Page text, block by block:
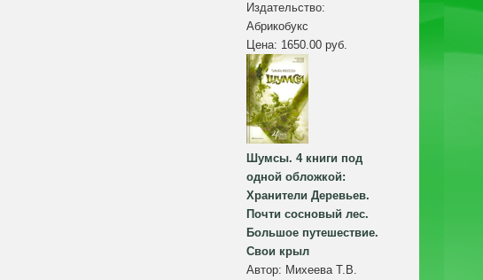
Издательство:
Абрикобукс
Цена: 1650.00 руб.
Шумсы. 4 книги под
одной обложкой:
Хранители Деревьев.
Почти сосновый лес.
Большое путешествие.
Свои крыл
Автор: Михеева Т.В.